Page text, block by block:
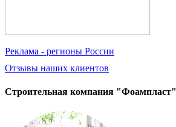
Реклама - регионы России
Отзывы наших клиентов
Строительная компания "Фоампласт"